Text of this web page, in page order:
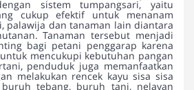
sistem tumpangsari, yaitu
cukup efektif untuk menanam
palawija dan tanaman lain diantara
Tanaman tersebut menjadi
bagi petani penggarap karena
mencukupi kebutuhan pangan
penduduk juga memanfaatkan
melakukan rencek kayu sisa sisa
tebang, buruh tani, nelayan